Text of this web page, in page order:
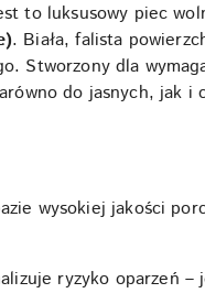
to luksusowy piec
. Biała, falista
Stworzony dla
do jasnych, jak i
wysokiej jakości
ryzyko oparzeń